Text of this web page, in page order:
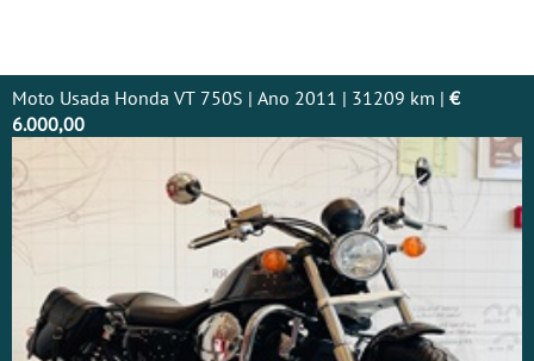
Moto Usada Honda VT 750S | Ano 2011 | 31209 km | €
6.000,00